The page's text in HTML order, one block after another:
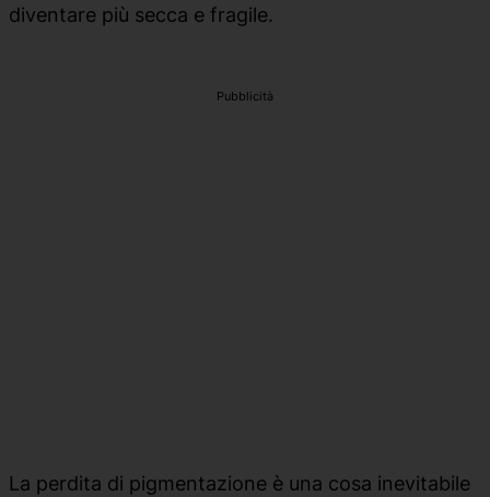
diventare più secca e fragile.
Pubblicità
La perdita di pigmentazione è una cosa inevitabile